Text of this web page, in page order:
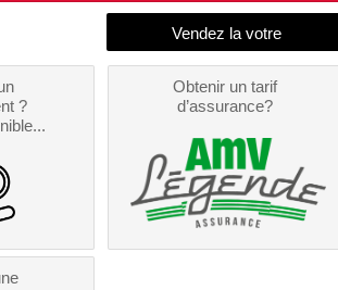
?
Obtenir un tarif
d’assurance?